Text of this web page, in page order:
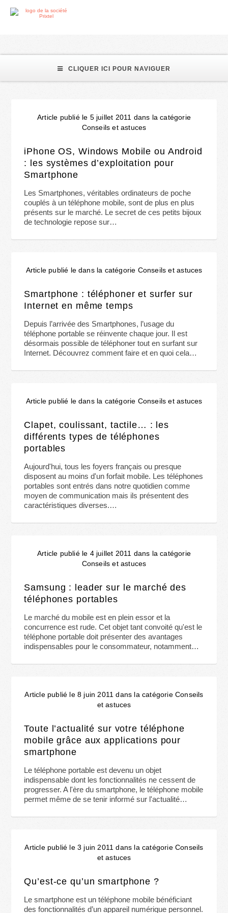
CLIQUER ICI POUR NAVIGUER
Article publié le 5 juillet 2011 dans la catégorie
Conseils et astuces
iPhone OS, Windows Mobile ou Android
: les systèmes d’exploitation pour
Smartphone
Les Smartphones, véritables ordinateurs de poche
couplés à un téléphone mobile, sont de plus en plus
présents sur le marché. Le secret de ces petits bijoux
de technologie repose sur…
Article publié le dans la catégorie Conseils et astuces
Smartphone : téléphoner et surfer sur
Internet en même temps
Depuis l’arrivée des Smartphones, l’usage du
téléphone portable se réinvente chaque jour. Il est
désormais possible de téléphoner tout en surfant sur
Internet. Découvrez comment faire et en quoi cela…
Article publié le dans la catégorie Conseils et astuces
Clapet, coulissant, tactile… : les
différents types de téléphones
portables
Aujourd'hui, tous les foyers français ou presque
disposent au moins d'un forfait mobile. Les téléphones
portables sont entrés dans notre quotidien comme
moyen de communication mais ils présentent des
caractéristiques diverses.…
Article publié le 4 juillet 2011 dans la catégorie
Conseils et astuces
Samsung : leader sur le marché des
téléphones portables
Le marché du mobile est en plein essor et la
concurrence est rude. Cet objet tant convoité qu'est le
téléphone portable doit présenter des avantages
indispensables pour le consommateur, notamment…
Article publié le 8 juin 2011 dans la catégorie Conseils
et astuces
Toute l’actualité sur votre téléphone
mobile grâce aux applications pour
smartphone
Le téléphone portable est devenu un objet
indispensable dont les fonctionnalités ne cessent de
progresser. A l'ère du smartphone, le téléphone mobile
permet même de se tenir informé sur l'actualité…
Article publié le 3 juin 2011 dans la catégorie Conseils
et astuces
Qu’est-ce qu’un smartphone ?
Le smartphone est un téléphone mobile bénéficiant
des fonctionnalités d’un appareil numérique personnel.